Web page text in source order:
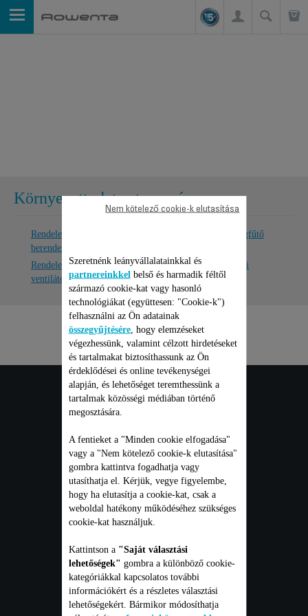
Környezettudatos tervezés
Rendelete környezettudatos tervezés 2015/1188 helyiségfűtő
berendezések
Rendelete környezettudatos tervezés 206/2012 háztartási
ventilátorok
FOGYASZTÓI
szolgáltatások
GARANCIA
JAVÍTÁS
GYAKORI KÉRDÉSEK
KAPCSOLAT
Szeretnénk leányvállalatainkkal és
partnereinkkel belső és harmadik féltől
származó cookie-kat vagy hasonló
technológiákat (együttesen: "Cookie-k")
felhasználni az Ön adatainak
összegyűjtésére, hogy elemzéseket
végezhessünk, valamint célzott hirdetéseket
és tartalmakat biztosíthassunk az Ön
érdeklődései és online tevékenységei
alapján, és lehetőséget teremthessünk a
tartalmak közösségi médiában történő
megosztására.
A fentieket a "Minden cookie elfogadása"
vagy a "Nem kötelező cookie-k elutasítása"
gombra kattintva fogadhatja vagy
utasíthatja el. Kérjük, vegye figyelembe,
hogy ha elutasítja a cookie-kat, csak a
weboldal hatékony működéséhez szükséges
cookie-kat használjuk.
Kattintson a "Saját választási
lehetőségek" gombra a különböző cookie-
kategóriákkal kapcsolatos további
információkért és a részletes választási
lehetőségekért. Bármikor módosíthatja
Nem kötelező cookie-k elutasítása